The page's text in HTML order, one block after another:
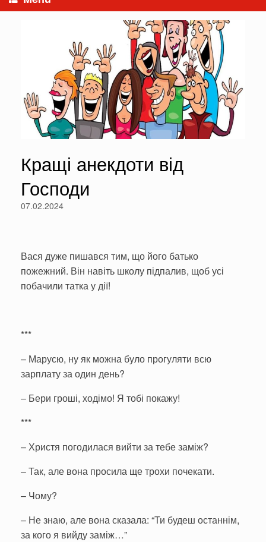
Кращі анекдоти від
Господи
07.02.2024
Вася дуже пишався тим, що його батько
пожежний. Він навіть школу підпалив, щоб усі
побачили татка у дії!
***
– Марусю, ну як можна було прогуляти всю
зарплату за один день?
– Бери гроші, ходімо! Я тобі покажу!
***
– Христя погодилася вийти за тебе заміж?
– Так, але вона просила ще трохи почекати.
– Чому?
– Не знаю, але вона сказала: “Ти будеш останнім,
за кого я вийду заміж…”